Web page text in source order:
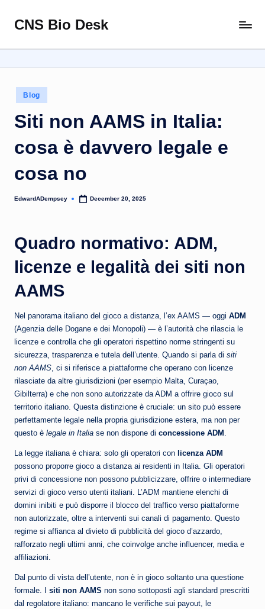
Skip
content
CNS Bio Desk
Life
Story
Posted
in
Blog
Siti non AAMS in Italia:
cosa è davvero legale e
cosa no
Posted
EdwardADempsey December 20, 2025
Quadro normativo: ADM,
licenze e legalità dei siti non
AAMS
Nel panorama italiano del gioco a distanza, l’ex AAMS — oggi ADM
(Agenzia delle Dogane e dei Monopoli) — è l’autorità che rilascia le
licenze e controlla che gli operatori rispettino norme stringenti su
sicurezza, trasparenza e tutela dell’utente. Quando si parla di siti
non AAMS, ci si riferisce a piattaforme che operano con licenze
rilasciate da altre giurisdizioni (per esempio Malta, Curaçao,
Gibilterra) e che non sono autorizzate da ADM a offrire gioco sul
territorio italiano. Questa distinzione è cruciale: un sito può essere
perfettamente legale nella propria giurisdizione estera, ma non per
questo è legale in Italia se non dispone di concessione ADM .
La legge italiana è chiara: solo gli operatori con licenza ADM
possono proporre gioco a distanza ai residenti in Italia. Gli operatori
privi di concessione non possono pubblicizzare, offrire o intermediare
servizi di gioco verso utenti italiani. L’ADM mantiene elenchi di
domini inibiti e può disporre il blocco del traffico verso piattaforme
non autorizzate, oltre a interventi sui canali di pagamento. Questo
regime si affianca al divieto di pubblicità del gioco d’azzardo,
rafforzato negli ultimi anni, che coinvolge anche influencer, media e
affiliazioni.
Dal punto di vista dell’utente, non è in gioco soltanto una questione
formale. I siti non AAMS non sono sottoposti agli standard prescritti
dal regolatore italiano: mancano le verifiche sui payout, le